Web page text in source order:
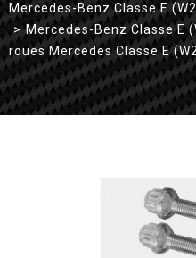
Mercedes-Benz Classe E
> Mercedes-Benz Classe E
roues Mercedes Classe E